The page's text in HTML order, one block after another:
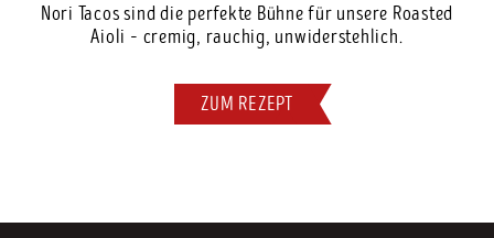
Nori Tacos sind die perfekte Bühne für unsere Roasted
Aioli – cremig, rauchig, unwiderstehlich.
ZUM REZEPT